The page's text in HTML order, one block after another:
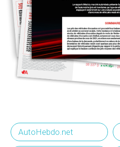
AutoHebdo.net